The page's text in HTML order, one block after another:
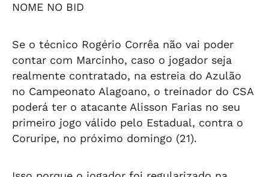
NOME NO BID
Se o técnico Rogério Corrêa não vai poder
contar com Marcinho, caso o jogador seja
realmente contratado, na estreia do Azulão
no Campeonato Alagoano, o treinador do CSA
poderá ter o atacante Alisson Farias no seu
primeiro jogo válido pelo Estadual, contra o
Coruripe, no próximo domingo (21).